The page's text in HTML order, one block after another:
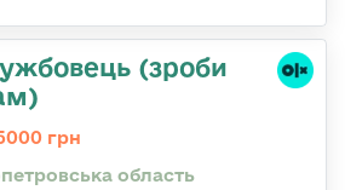
(зроби
грн
область